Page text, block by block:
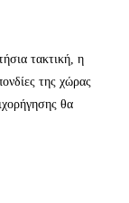
τακτική, η
της χώρας
θα